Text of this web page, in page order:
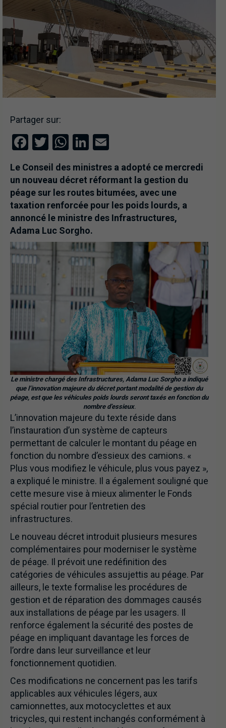
Partager sur:
Facebook
Twitter
WhatsApp
LinkedIn
Le Conseil des ministres a adopté ce mercredi
un nouveau décret réformant la gestion du
péage sur les routes bitumées, avec une
taxation renforcée pour les poids lourds, a
annoncé le ministre des Infrastructures,
Adama Luc Sorgho.
Le ministre chargé des Infrastructures, Adama Luc Sorgho a indiqué
que l’innovation majeure du décret portant modalité de gestion du
péage, est que les véhicules poids lourds seront taxés en fonction du
nombre d’essieux.
L’innovation majeure du texte réside dans
l’instauration d’un système de capteurs
permettant de calculer le montant du péage en
fonction du nombre d’essieux des camions. «
Plus vous modifiez le véhicule, plus vous payez »,
a expliqué le ministre. Il a également souligné que
cette mesure vise à mieux alimenter le Fonds
spécial routier pour l’entretien des
infrastructures.
Le nouveau décret introduit plusieurs mesures
complémentaires pour moderniser le système
de péage. Il prévoit une redéfinition des
catégories de véhicules assujettis au péage. Par
ailleurs, le texte formalise les procédures de
gestion et de réparation des dommages causés
aux installations de péage par les usagers. Il
renforce également la sécurité des postes de
péage en impliquant davantage les forces de
l’ordre dans leur surveillance et leur
fonctionnement quotidien.
Ces modifications ne concernent pas les tarifs
applicables aux véhicules légers, aux
camionnettes, aux motocyclettes et aux
tricycles, qui restent inchangés conformément à